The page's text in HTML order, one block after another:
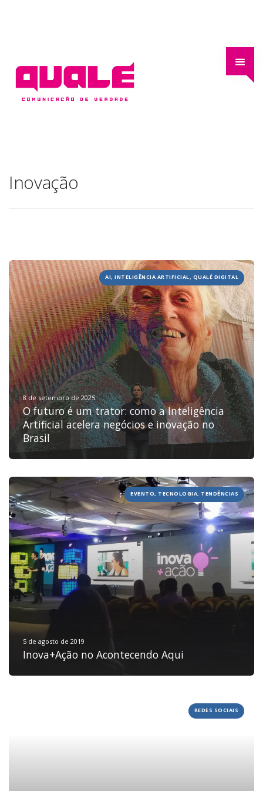
HOME
JOBS
TECH
BLOG
DEPOIMENTOS
CONTATO
Inovação
AI, INTELIGÊNCIA ARTIFICIAL, QUALÉ DIGITAL
8 de setembro de 2025
O futuro é um trator: como a Inteligência
Artificial acelera negócios e inovação no
Brasil
EVENTO, TECNOLOGIA, TENDÊNCIAS
5 de agosto de 2019
Inova+Ação no Acontecendo Aqui
REDES SOCIAIS